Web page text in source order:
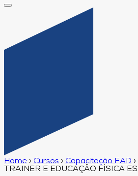
Home › Cursos › Capacitação EAD ›
TRAINER E EDUCAÇÃO FÍSICA